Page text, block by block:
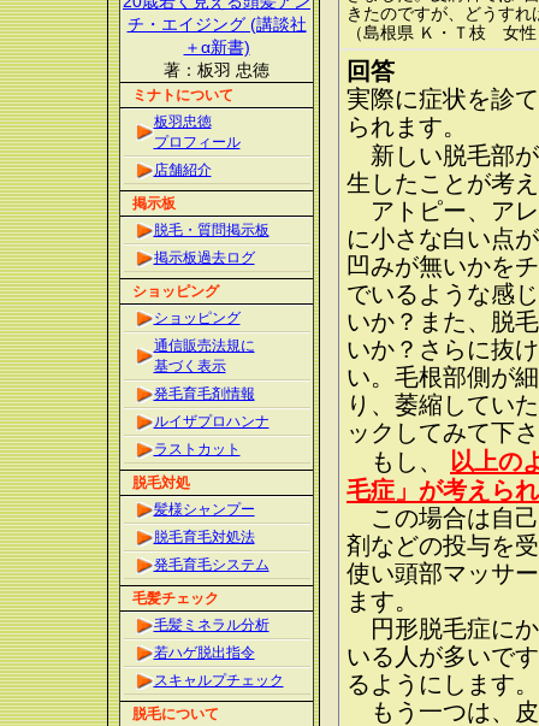
きたのですが、どうす
（島根県 Ｋ・Ｔ枝 女
回答
実際に症状を診
られます。
新しい脱毛部
生したことが考
アトピー、ア
に小さな白い点
凹みが無いかを
でいるような感
いか？また、脱
いか？さらに抜
い。毛根部側が
り、萎縮してい
ックしてみて下
もし、
以上の
毛症」が考えら
この場合は自
剤などの投与を
使い頭部マッサ
ます。
円形脱毛症に
いる人が多いで
るようにします。
もう一つは、
チ・エイジング (講談社
＋α新書)
著：板羽 忠徳
ミナトについて
板羽忠徳
プロフィール
店舗紹介
掲示板
脱毛・質問掲示板
掲示板過去ログ
ショッピング
ショッピング
通信販売法規に
基づく表示
発毛育毛剤情報
ルイザプロハンナ
ラストカット
脱毛対処
髪様シャンプー
脱毛育毛対処法
発毛育毛システム
毛髪チェック
毛髪ミネラル分析
若ハゲ脱出指令
スキャルプチェック
脱毛について